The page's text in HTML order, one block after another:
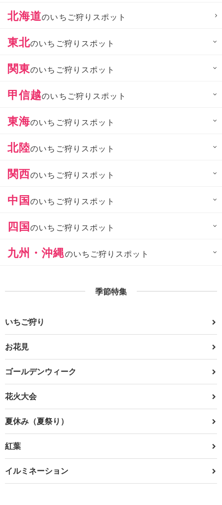
北海道のいちご狩りスポット
東北のいちご狩りスポット
関東のいちご狩りスポット
甲信越のいちご狩りスポット
東海のいちご狩りスポット
北陸のいちご狩りスポット
関西のいちご狩りスポット
中国のいちご狩りスポット
四国のいちご狩りスポット
九州・沖縄のいちご狩りスポット
季節特集
いちご狩り
お花見
ゴールデンウィーク
花火大会
夏休み（夏祭り）
紅葉
イルミネーション